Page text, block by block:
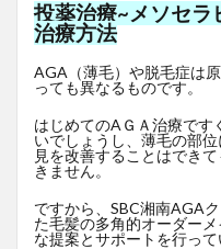
投薬治療~メソセラ
治療方法
AGA（薄毛）や脱毛症は
っても異なるものです。
はじめてのAＧＡ治療です
いでしょうし、薄毛の部
見を改善することはでき
きません。
ですから、SBC湘南AGA
た毛髪の多角的オーダー
な提案とサポートを行って